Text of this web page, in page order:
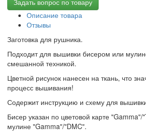
Задать вопрос по товару
Описание товара
Отзывы
Заготовка для рушника.
Подходит для вышивки бисером или
смешанной техникой.
Цветной рисунок нанесен на ткань, что
процесс вышивания!
Содержит инструкцию и схему для
Бисер указан по цветовой карте
мулине "Gamma"/"DMC".